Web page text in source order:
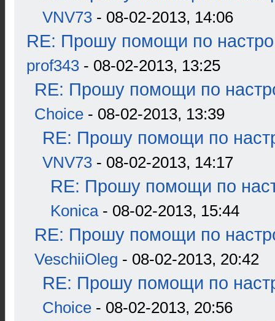
VNV73 - 08-02-2013, 14:06
RE: Прошу помощи по
prof343 - 08-02-2013, 13:25
RE: Прошу помощи по
Choice - 08-02-2013, 13:39
RE: Прошу помощи по
VNV73 - 08-02-2013, 14:17
RE: Прошу помощи по
Konica- 08-02-2013, 15:44
RE: Прошу помощи по
VeschiiOleg - 08-02-2013, 20:42
RE: Прошу помощи по
Choice - 08-02-2013, 20:56